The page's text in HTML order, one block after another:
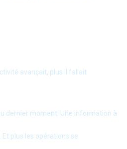
avançait, plus il fallait
dernier moment. Une information à
plus les opérations se